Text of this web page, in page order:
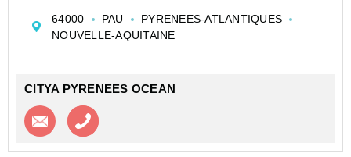
d'un logement pratique et fonctionnel.
L&...
64000 PAU
PYRENEES-ATLANTIQUES
NOUVELLE-AQUITAINE
CITYA PYRENEES OCEAN
Contacter l'agence